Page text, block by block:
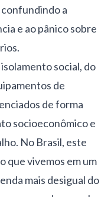
a
e ao pânico sobre
social, do
de
de forma
socioeconômico e
No Brasil, este
que vivemos em um
mais desigual do